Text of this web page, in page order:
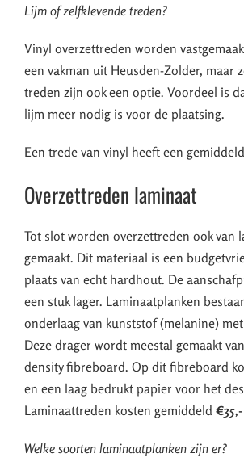
Lijm of zelfklevende treden?
Vinyl overzettreden worden
een vakman uit Heusden-Zolder, maar
treden zijn ook een optie. Voordeel is
lijm meer nodig is voor de plaatsing.
Een trede van vinyl heeft een
Overzettreden laminaat
Tot slot worden overzettreden ook van
gemaakt. Dit materiaal is een
plaats van echt hardhout. De
een stuk lager. Laminaatplanken
onderlaag van kunststof (melanine)
Deze drager wordt meestal gemaakt
density fibreboard. Op dit fibreboard
en een laag bedrukt papier voor het
Laminaattreden kosten gemiddeld
Welke soorten laminaatplanken zijn er?